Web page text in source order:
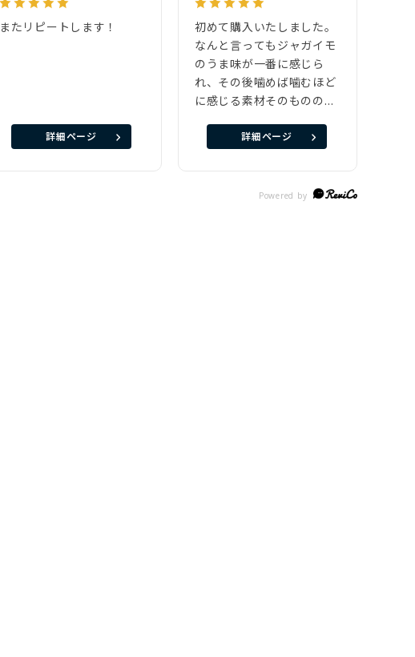
詳細ページ
またリピートします！
詳細ページ
初めて購入いたしました。
なんと言ってもジャガイモ
のうま味が一番に感じら
れ、その後噛めば噛むほど
に感じる素材そのものの甘
また、来年も購入したいと